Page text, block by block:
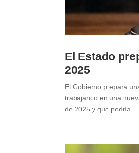
El Estado
2025
El Gobierno prepara
trabajando en una
de 2025 y que podría...